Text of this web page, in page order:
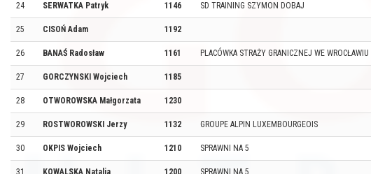
24 SERWATKA Patryk 1146 SD TRAINING SZYMON DOBAJ
25 CISOŃ Adam 1192
26 BANAŚ Radosław 1161 PLACÓWKA STRAŻY GRANICZNEJ WE WROCŁAWIU
27 GORCZYNSKI Wojciech 1185
28 OTWOROWSKA Małgorzata 1230
29 ROSTWOROWSKI Jerzy 1132 GROUPE ALPIN LUXEMBOURGEOIS
30 OKPIS Wojciech 1210 SPRAWNI NA 5
31 KOWALSKA Natalia 1200 SPRAWNI NA 5